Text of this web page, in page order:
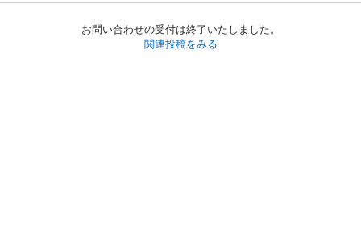
お問い合わせの受付は終了いたしました。
関連投稿をみる